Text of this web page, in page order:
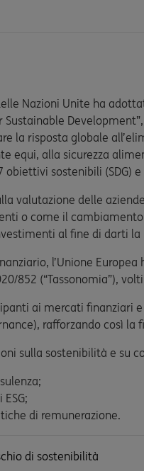
Nazioni Unite ha
Sustainable
la risposta globale
equi, alla sicurezza
obiettivi sostenibili
valutazione delle
o come il
al fine di darti
l’Unione
852 (“Tassonomia”),
ai mercati finanziari
rafforzando così la
sulla sostenibilità e su
di remunerazione.
di sostenibilità